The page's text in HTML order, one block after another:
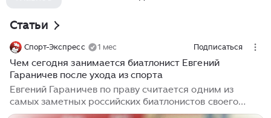
и других крупных соревнованиях. Он стабильно
индивидуальных гонках, так и в эстафетах, играя
ключевую роль в успехах команды.
Статьи
Спорт-Экспресс 1 мес Подписаться
Чем сегодня занимается биатлонист Евгений
Гараничев после ухода из спорта
Евгений Гараничев по праву считается одним из
самых заметных российских биатлонистов своего
поколения. В его коллекции есть олимпийская бронза,